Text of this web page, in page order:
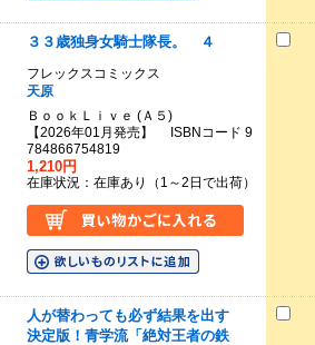
３３歳独身女騎士隊長。 ４
フレックスコミックス
天原
ＢｏｏｋＬｉｖｅ (Ａ５)
【2026年01月発売】 ISBNコード 9
784866754819
1,210円
在庫状況：在庫あり（1～2日で出荷）
人が替わっても必ず結果を出す
決定版！青学流「絶対王者の鉄